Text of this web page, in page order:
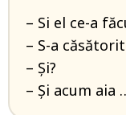
– Si el ce-a
– S-a
– Și?
– Și acum aia